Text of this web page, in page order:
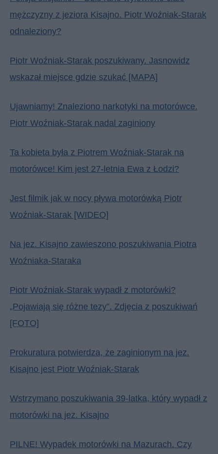
mężczyzny z jeziora Kisajno. Piotr Woźniak-Starak
odnaleziony?
Piotr Woźniak-Starak poszukiwany. Jasnowidz
wskazał miejsce gdzie szukać [MAPA]
Ujawniamy! Znaleziono narkotyki na motorówce.
Piotr Woźniak-Starak nadal zaginiony
Ta kobieta była z Piotrem Woźniak-Starak na
motorówce! Kim jest 27-letnia Ewa z Łodzi?
Jest filmik jak w nocy pływa motorówką Piotr
Woźniak-Starak [WIDEO]
Na jez. Kisajno zawieszono poszukiwania Piotra
Woźniaka-Staraka
Piotr Woźniak-Starak wypadł z motorówki?
„Pojawiają się różne tezy”. Zdjęcia z poszukiwań
[FOTO]
Prokuratura potwierdza, że zaginionym na jez.
Kisajno jest Piotr Woźniak-Starak
Wstrzymano poszukiwania 39-latka, który wypadł z
motorówki na jez. Kisajno
PILNE! Wypadek motorówki na Mazurach. Czy